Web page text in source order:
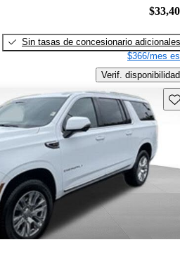
Sin tasas de concesionario adicionales
$366/mes
Verif. disponibilidad